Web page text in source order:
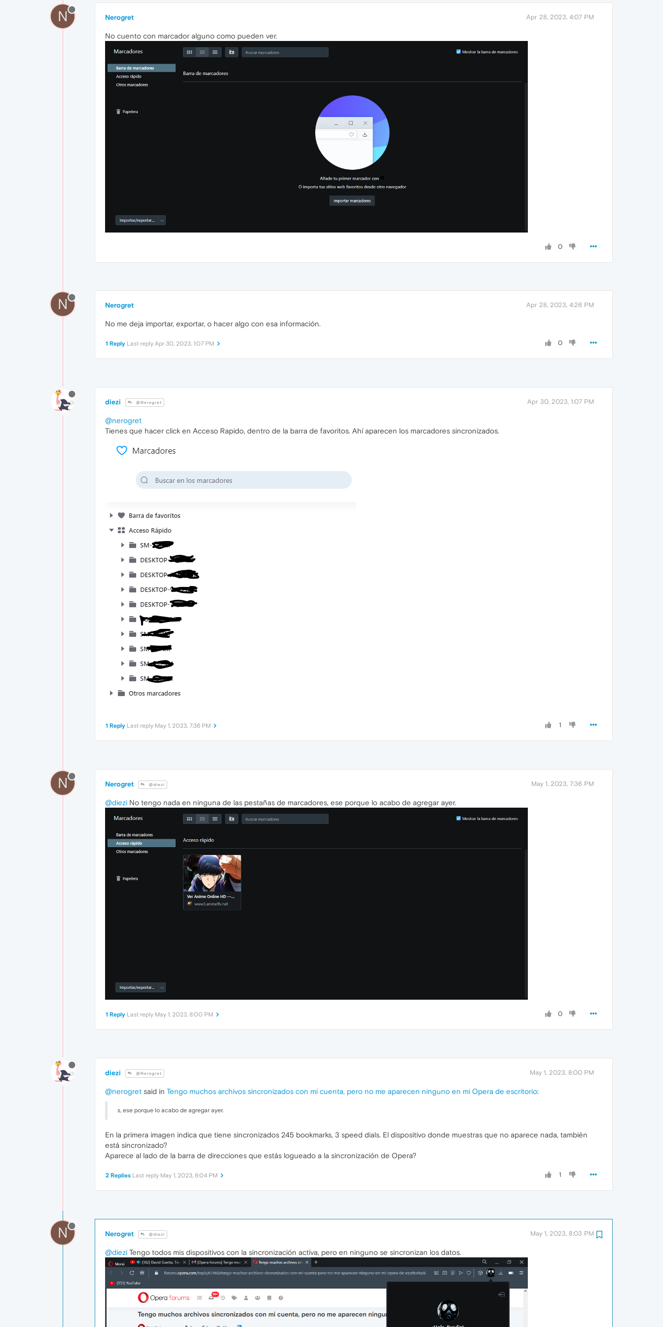
N Nerogret Apr 28, 2023, 4:07 PM
No cuento con marcador alguno como pueden ver.
0
N Nerogret Apr 28, 2023, 4:26 PM
No me deja importar, exportar, o hacer algo con esa información.
0
1 Reply Last reply Apr 30, 2023, 1:07 PM
diezi @Nerogret Apr 30, 2023, 1:07 PM
@nerogret
Tienes que hacer click en Acceso Rapido, dentro de la barra de favoritos. Ahí aparecen los marcadores sincronizados.
1
1 Reply Last reply May 1, 2023, 7:36 PM
N Nerogret @diezi May 1, 2023, 7:36 PM
@diezi No tengo nada en ninguna de las pestañas de marcadores, ese porque lo acabo de agregar ayer.
0
1 Reply Last reply May 1, 2023, 8:00 PM
diezi @Nerogret May 1, 2023, 8:00 PM
@nerogret said in Tengo muchos archivos sincronizados con mi cuenta, pero no me aparecen ninguno en mi Opera de escritorio:
s, ese porque lo acabo de agregar ayer.
En la primera imagen indica que tiene sincronizados 245 bookmarks, 3 speed dials. El dispositivo donde muestras que no aparece nada, también
está sincronizado?
Aparece al lado de la barra de direcciones que estás logueado a la sincronización de Opera?
1
2 Replies Last reply May 1, 2023, 8:04 PM
N Nerogret @diezi May 1, 2023, 8:03 PM
@diezi Tengo todos mis dispositivos con la sincronización activa, pero en ninguno se sincronizan los datos.